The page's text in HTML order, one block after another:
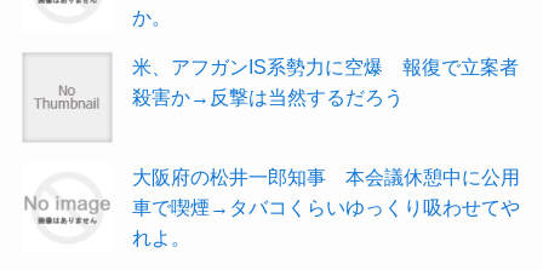
か。
米、アフガンIS系勢力に空爆 報復で立案者
殺害か→反撃は当然するだろう
大阪府の松井一郎知事 本会議休憩中に公用
車で喫煙→タバコくらいゆっくり吸わせてや
れよ。